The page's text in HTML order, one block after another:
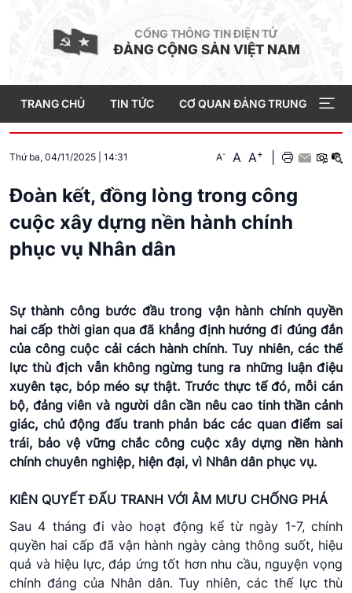
CỔNG THÔNG TIN ĐIỆN TỬ
ĐẢNG CỘNG SẢN VIỆT NAM
TRANG CHỦ TIN TỨC CƠ QUAN ĐẢNG TRUNG ƯƠNG
Thứ ba, 04/11/2025 14:31 A- A A+
Đoàn kết, đồng lòng trong công
cuộc xây dựng nền hành chính
phục vụ Nhân dân
Sự thành công bước đầu trong vận hành chính quyền
hai cấp thời gian qua đã khẳng định hướng đi đúng đắn
của công cuộc cải cách hành chính. Tuy nhiên, các thế
lực thù địch vẫn không ngừng tung ra những luận điệu
xuyên tạc, bóp méo sự thật. Trước thực tế đó, mỗi cán
bộ, đảng viên và người dân cần nêu cao tinh thần cảnh
giác, chủ động đấu tranh phản bác các quan điểm sai
trái, bảo vệ vững chắc công cuộc xây dựng nền hành
chính chuyên nghiệp, hiện đại, vì Nhân dân phục vụ.
KIÊN QUYẾT ĐẤU TRANH VỚI ÂM MƯU CHỐNG PHÁ
Sau 4 tháng đi vào hoạt động kể từ ngày 1-7, chính
quyền hai cấp đã vận hành ngày càng thông suốt, hiệu
quả và hiệu lực, đáp ứng tốt hơn nhu cầu, nguyện vọng
chính đáng của Nhân dân. Tuy nhiên, các thế lực thù